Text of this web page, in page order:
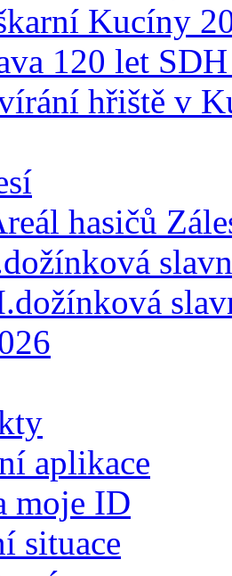
Kucíny
120 let
hřiště v
hasičů
aplikace
moje ID
situace